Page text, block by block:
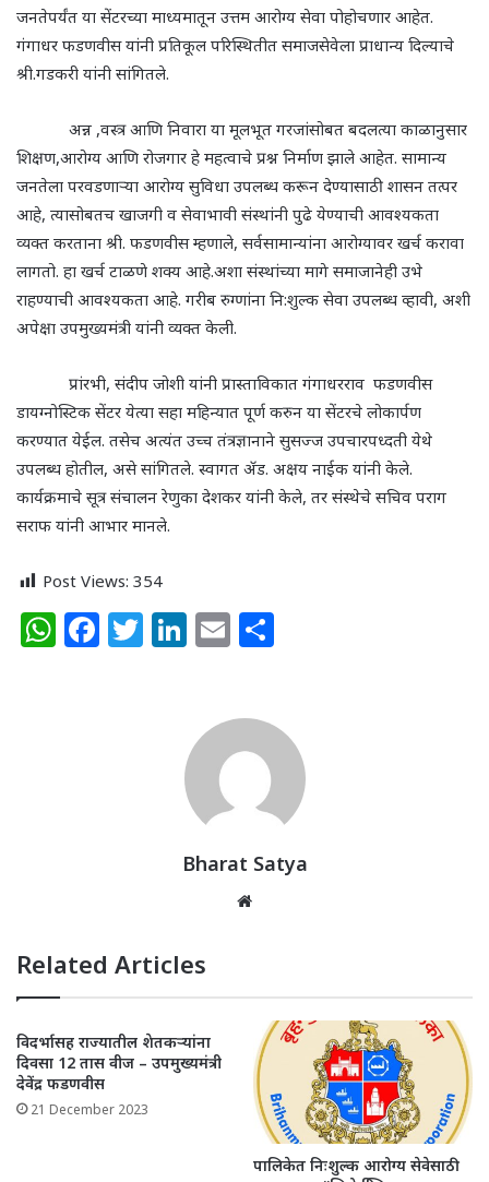
जनतेपर्यंत या सेंटरच्या माध्यमातून उत्तम आरोग्य सेवा पोहोचणार आहेत.
गंगाधर फडणवीस यांनी प्रतिकूल परिस्थितीत समाजसेवेला प्राधान्य दिल्याचे
श्री.गडकरी यांनी सांगितले.
अन्न ,वस्त्र आणि निवारा या मूलभूत गरजांसोबत बदलत्या काळानुसार
शिक्षण,आरोग्य आणि रोजगार हे महत्वाचे प्रश्न निर्माण झाले आहेत. सामान्य
जनतेला परवडणाऱ्या आरोग्य सुविधा उपलब्ध करून देण्यासाठी शासन तत्पर
आहे, त्यासोबतच खाजगी व सेवाभावी संस्थांनी पुढे येण्याची आवश्यकता
व्यक्त करताना श्री. फडणवीस म्हणाले, सर्वसामान्यांना आरोग्यावर खर्च करावा
लागतो. हा खर्च टाळणे शक्य आहे.अशा संस्थांच्या मागे समाजानेही उभे
राहण्याची आवश्यकता आहे. गरीब रुग्णांना नि:शुल्क सेवा उपलब्ध व्हावी, अशी
अपेक्षा उपमुख्यमंत्री यांनी व्यक्त केली.
प्रांरभी, संदीप जोशी यांनी प्रास्ताविकात गंगाधरराव फडणवीस
डायग्नोस्टिक सेंटर येत्या सहा महिन्यात पूर्ण करुन या सेंटरचे लोकार्पण
करण्यात येईल. तसेच अत्यंत उच्च तंत्रज्ञानाने सुसज्ज उपचारपध्दती येथे
उपलब्ध होतील, असे सांगितले. स्वागत ॲड. अक्षय नाईक यांनी केले.
कार्यक्रमाचे सूत्र संचालन रेणुका देशकर यांनी केले, तर संस्थेचे सचिव पराग
सराफ यांनी आभार मानले.
Post Views: 354
W F T Li
e
dI
n
E
l e
Bharat Satya
Related Articles
विदर्भासह राज्यातील शेतकऱ्यांना
दिवसा 12 तास वीज – उपमुख्यमंत्री
देवेंद्र फडणवीस
21 December 2023
पालिकेत निःशुल्क आरोग्य सेवेसाठी